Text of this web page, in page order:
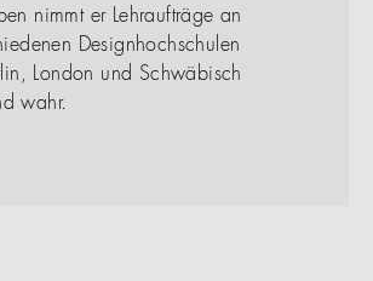
nimmt er Lehraufträge an
Designhochschulen
London und Schwäbisch
wahr.